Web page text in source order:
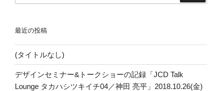
最近の投稿
(タイトルなし)
デザインセミナー&トークショーの記録「JCD Talk
Lounge タカハシツキイチ04／神田 亮平」2018.10.26(金)